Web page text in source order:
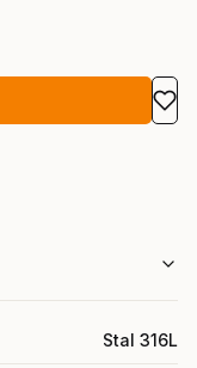
Stal 316L